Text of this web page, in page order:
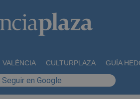
VALÈNCIA CULTURPLAZA GUÍA
Seguir en Google